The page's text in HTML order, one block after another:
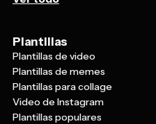
Plantillas
Plantillas de video
Plantillas de memes
Plantillas para collage
Video de Instagram
Plantillas populares